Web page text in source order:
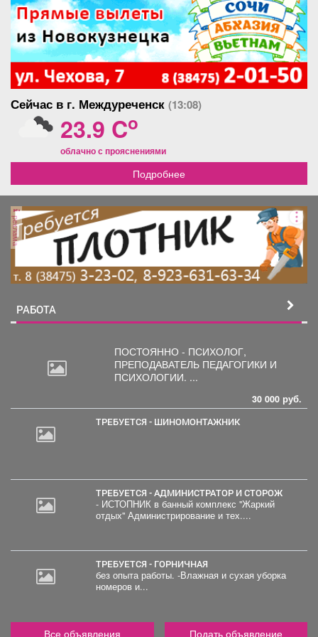
Сейчас в г. Междуреченск (13:08)
23.9 Co
облачно с прояснениями
Подробнее
реклама
РАБОТА
ПОСТОЯННО - ПСИХОЛОГ,
ПРЕПОДАВАТЕЛЬ ПЕДАГОГИКИ И
ПСИХОЛОГИИ. ...
30 000 руб.
ТРЕБУЕТСЯ - ШИНОМОНТАЖНИК
ТРЕБУЕТСЯ - АДМИНИСТРАТОР И СТОРОЖ
- ИСТОПНИК в банный комплекс "Жаркий
отдых" Администрирование и тех....
ТРЕБУЕТСЯ - ГОРНИЧНАЯ
без опыта работы. -Влажная и сухая уборка
номеров и...
Все объявления Подать объявление